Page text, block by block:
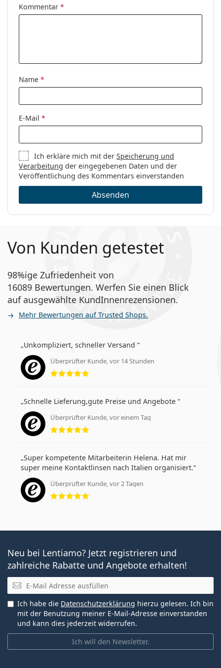
Kommentar *
Name *
E-Mail *
Ich erkläre mich mit derSpeicherung und
Verarbeitung der eingegebenen Daten und der
Veröffentlichung des Kommentars einverstanden
Absenden
Von Kunden getestet
98%ige Zufriedenheit von
16089 Bewertungen. Werfen Sie einen Blick
auf ausgewählte KundInnenrezensionen.
Mehr Bewertungen auf Trusted Shops.
Unkompliziert, schneller Versand
Überprüfter Kunde, vor 14 Stunden
Bewertung 5 aus 5
Schnelle Lieferung,gute Preise und Angebote
Überprüfter Kunde, vor einem Tag
Bewertung 5 aus 5
Super kompetente Mitarbeiterin Helena. Hat mir
super meine Kontaktlinsen nach Italien organisiert.
Überprüfter Kunde, vor 2 Tagen
Bewertung 5 aus 5
Neu bei Lentiamo? Jetzt registrieren und
zahlreiche Rabatte und Angebote erhalten!
E-Mail
Ich will den Newsletter.
Ich habe die Datenschutzerklärung hierzu gelesen. Ich bin
mit der Benutzung meiner E-Mail-Adresse einverstanden
und kann dies jederzeit widerrufen.